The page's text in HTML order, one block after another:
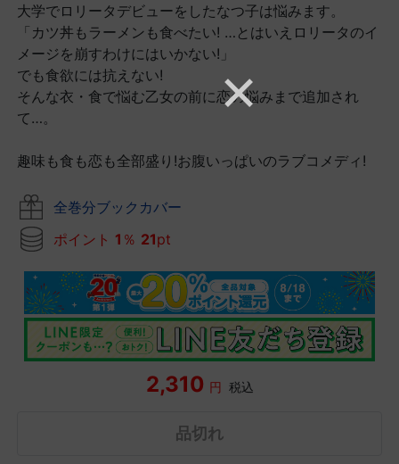
大学でロリータデビューをしたなつ子は悩みます。
「カツ丼もラーメンも食べたい! …とはいえロリータのイ
メージを崩すわけにはいかない!」
でも食欲には抗えない!
そんな衣・食で悩む乙女の前に恋の悩みまで追加され
て…。
趣味も食も恋も全部盛り!お腹いっぱいのラブコメディ!
全巻分ブックカバー
ポイント 1 ％ 21pt
2,310 円 税込
品切れ